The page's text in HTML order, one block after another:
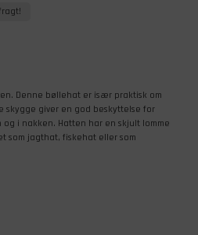
​Denne bøllehat er især praktisk om
skygge giver en god beskyttelse for
i nakken. Hatten har en skjult lomme
som jagthat, fiskehat eller som